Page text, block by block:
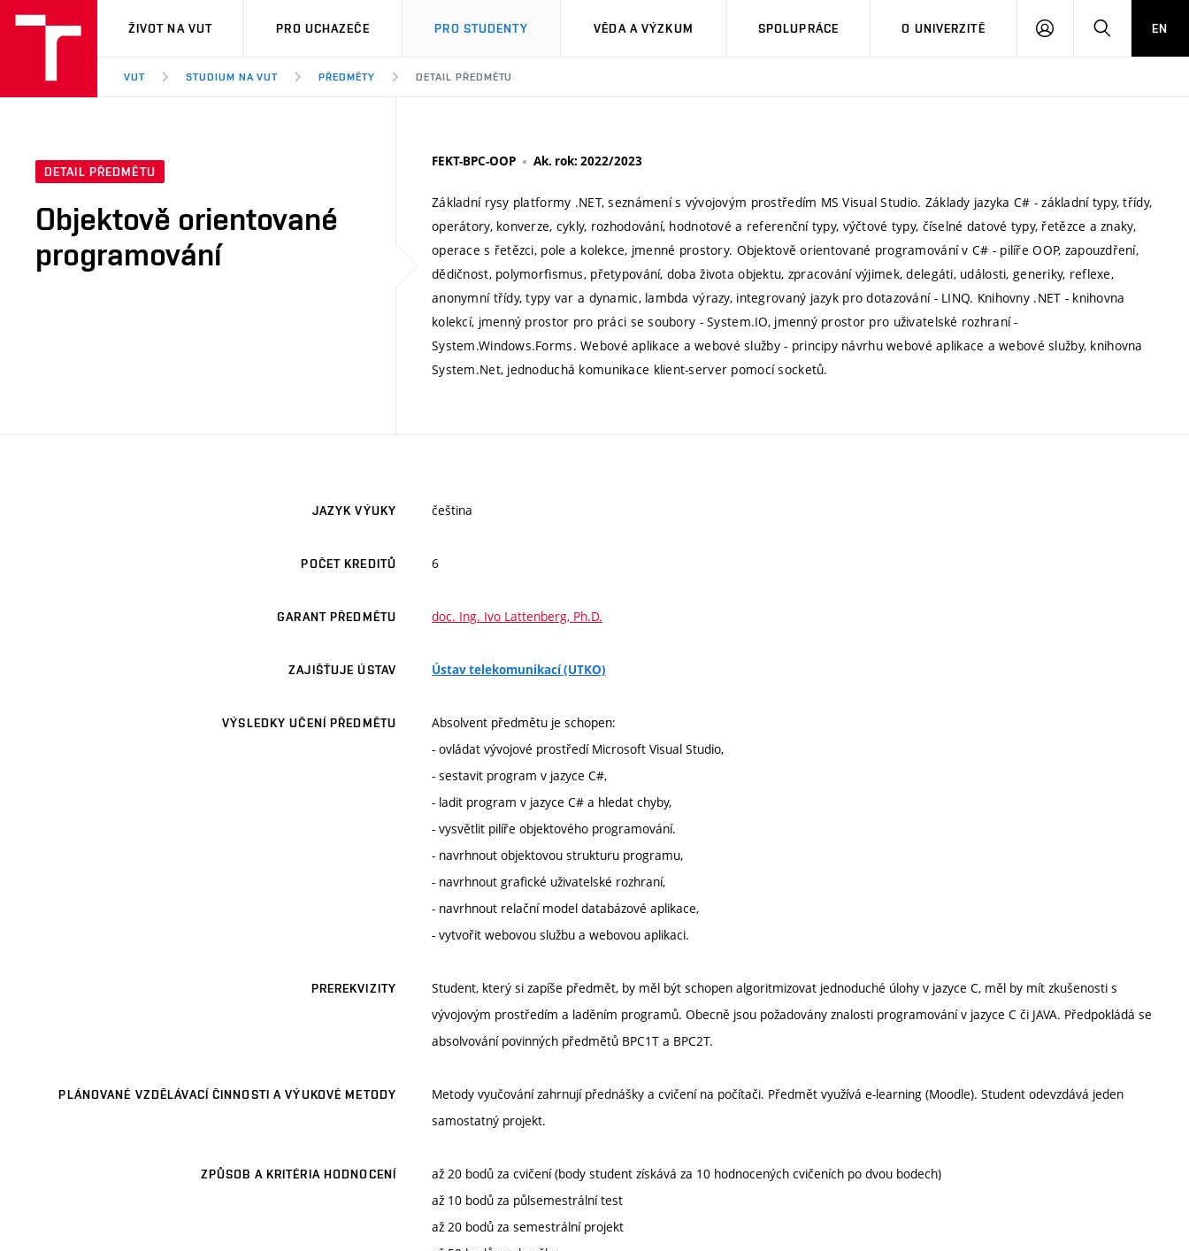
VUT
ŽIVOT NA VUT PRO UCHAZEČE PRO STUDENTY VĚDA A VÝZKUM SPOLUPRÁCE O UNIVERZITĚ
PŘIHLÁSIT HLEDATEN
VUT STUDIUM NA VUT PŘEDMĚTY DETAIL PŘEDMĚTU
DETAIL PŘEDMĚTU
Objektově orientované
programování
FEKT-BPC-OOP Ak. rok: 2022/2023
Základní rysy platformy .NET, seznámení s vývojovým prostředím MS Visual Studio. Základy jazyka C# - základní typy, třídy,
operátory, konverze, cykly, rozhodování, hodnotové a referenční typy, výčtové typy, číselné datové typy, řetězce a znaky,
operace s řetězci, pole a kolekce, jmenné prostory. Objektově orientované programování v C# - pilíře OOP, zapouzdření,
dědičnost, polymorfismus, přetypování, doba života objektu, zpracování výjimek, delegáti, události, generiky, reflexe,
anonymní třídy, typy var a dynamic, lambda výrazy, integrovaný jazyk pro dotazování - LINQ. Knihovny .NET - knihovna
kolekcí, jmenný prostor pro práci se soubory - System.IO, jmenný prostor pro uživatelské rozhraní -
System.Windows.Forms. Webové aplikace a webové služby - principy návrhu webové aplikace a webové služby, knihovna
System.Net, jednoduchá komunikace klient-server pomocí socketů.
JAZYK VÝUKY čeština
POČET KREDITŮ 6
GARANT PŘEDMĚTU doc. Ing. Ivo Lattenberg, Ph.D.
ZAJIŠŤUJE ÚSTAV Ústav telekomunikací (UTKO)
VÝSLEDKY UČENÍ PŘEDMĚTU
Absolvent předmětu je schopen:
- ovládat vývojové prostředí Microsoft Visual Studio,
- sestavit program v jazyce C#,
- ladit program v jazyce C# a hledat chyby,
- vysvětlit pilíře objektového programování.
- navrhnout objektovou strukturu programu,
- navrhnout grafické uživatelské rozhraní,
- navrhnout relační model databázové aplikace,
- vytvořit webovou službu a webovou aplikaci.
PREREKVIZITY
Student, který si zapíše předmět, by měl být schopen algoritmizovat jednoduché úlohy v jazyce C, měl by mít zkušenosti s
vývojovým prostředím a laděním programů. Obecně jsou požadovány znalosti programování v jazyce C či JAVA. Předpokládá se
absolvování povinných předmětů BPC1T a BPC2T.
PLÁNOVANÉ VZDĚLÁVACÍ ČINNOSTI A VÝUKOVÉ METODY
Metody vyučování zahrnují přednášky a cvičení na počítači. Předmět využívá e-learning (Moodle). Student odevzdává jeden
samostatný projekt.
ZPŮSOB A KRITÉRIA HODNOCENÍ
až 20 bodů za cvičení (body student získává za 10 hodnocených cvičeních po dvou bodech)
až 10 bodů za půlsemestrální test
až 20 bodů za semestrální projekt